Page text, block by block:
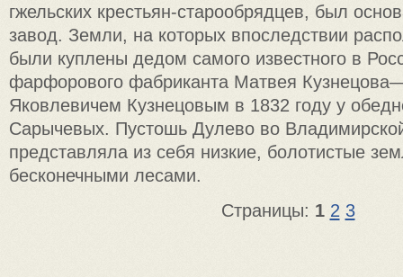
гжельских крестьян-старообрядцев, был
завод. Земли, на которых впоследствии
были куплены дедом самого известного в
фарфорового фабриканта Матвея
Яковлевичем Кузнецовым в 1832 году у
Сарычевых. Пустошь Дулево во
представляла из себя низкие, болотистые
бесконечными лесами.
Страницы: 1 2 3